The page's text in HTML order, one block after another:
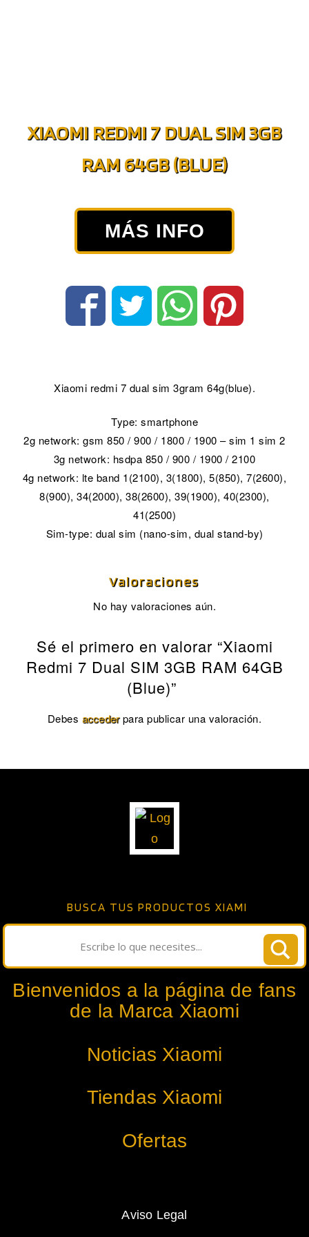
XIAOMI REDMI 7 DUAL SIM 3GB
RAM 64GB (BLUE)
MÁS INFO
Xiaomi redmi 7 dual sim 3gram 64g(blue).
Type: smartphone
2g network: gsm 850 / 900 / 1800 / 1900 – sim 1 sim 2
3g network: hsdpa 850 / 900 / 1900 / 2100
4g network: lte band 1(2100), 3(1800), 5(850), 7(2600),
8(900), 34(2000), 38(2600), 39(1900), 40(2300),
41(2500)
Sim-type: dual sim (nano-sim, dual stand-by)
Valoraciones
No hay valoraciones aún.
Sé el primero en valorar “Xiaomi
Redmi 7 Dual SIM 3GB RAM 64GB
(Blue)”
Debes accederpara publicar una valoración.
BUSCA TUS PRODUCTOS XIAMI
Bienvenidos a la página de fans
de la Marca Xiaomi
Noticias Xiaomi
Tiendas Xiaomi
Ofertas
Aviso Legal